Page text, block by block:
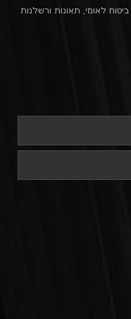
לאומי, תאונות ורשלנות